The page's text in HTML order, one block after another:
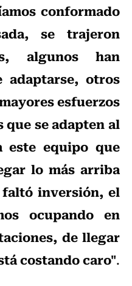
conformado
se trajeron
algunos han
adaptarse, otros
esfuerzos
que se adapten al
equipo que
lo más arriba
inversión, el
ocupando en
de llegar
costando caro".